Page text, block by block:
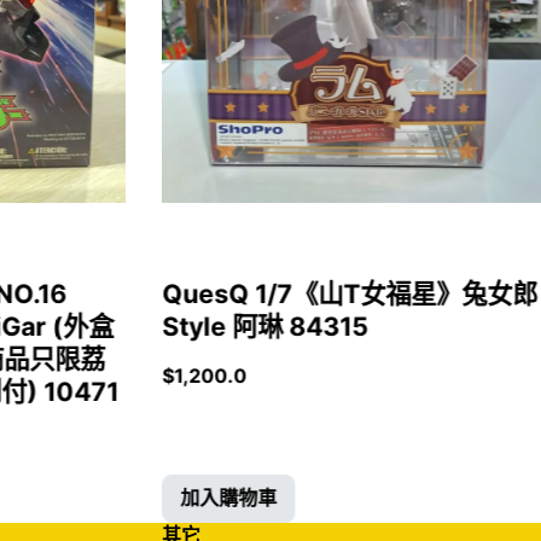
(外盒
只限荔
) 10471
QuesQ 1/7《山T女福星》兔女郎
Style 阿琳 84315
$1,200.0
加入購物車
其它